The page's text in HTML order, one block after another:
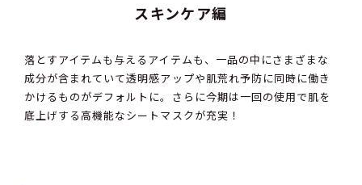
スキンケア編
落とすアイテムも与えるアイテムも、一品の中にさまざまな
成分が含まれていて透明感アップや肌荒れ予防に同時に働き
かけるものがデフォルトに。さらに今期は一回の使用で肌を
底上げする高機能なシートマスクが充実！